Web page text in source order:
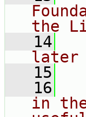
the
   14
later
   15
   16
in